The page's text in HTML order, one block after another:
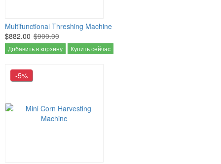
Multifunctional Threshing Machine
$882.00 $900.00
Добавить в корзину Купить сейчас
-5%